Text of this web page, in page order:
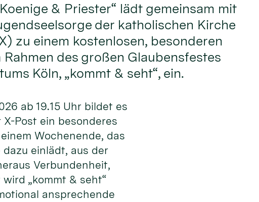
& Priester“ lädt gemeinsam mit
der katholischen Kirche
zu einem kostenlosen, besonderen
Rahmen des großen Glaubensfestes
Köln, „kommt & seht“, ein.
ab 19.15 Uhr bildet es
X-Post ein besonderes
Wochenende, das
einlädt, aus der
Verbundenheit,
„kommt & seht“
ansprechende